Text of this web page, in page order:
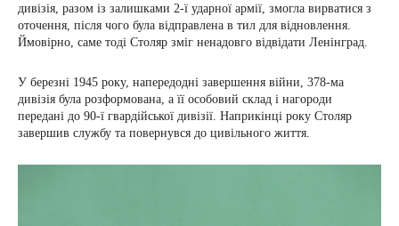
дивізія, разом із залишками 2-ї ударної армії, змогла вирватися з
оточення, після чого була відправлена в тил для відновлення.
Ймовірно, саме тоді Столяр зміг ненадовго відвідати Ленінград.
У березні 1945 року, напередодні завершення війни, 378-ма
дивізія була розформована, а її особовий склад і нагороди
передані до 90-ї гвардійської дивізії. Наприкінці року Столяр
завершив службу та повернувся до цивільного життя.